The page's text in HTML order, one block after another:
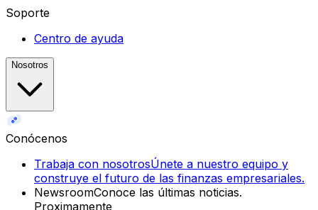
Soporte
Centro de ayuda
Nosotros
Conócenos
Trabaja con nosotrosÚnete a nuestro equipo y
construye el futuro de las finanzas empresariales.
NewsroomConoce las últimas noticias.
Proximamente